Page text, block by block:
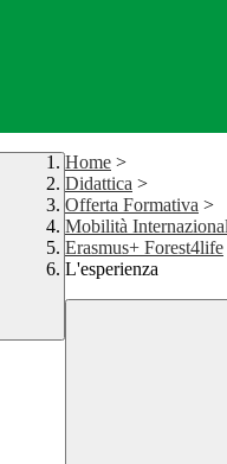
Home >
Didattica >
Offerta Formativa >
Mobilità
Erasmus+ Forest4life
L'esperienza